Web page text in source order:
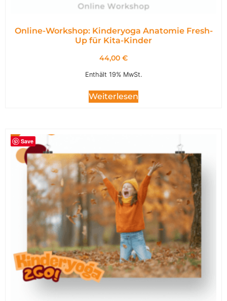
Online-Workshop: Kinderyoga Anatomie Fresh-
Up für Kita-Kinder
44,00 €
Enthält 19% MwSt.
Weiterlesen
Save